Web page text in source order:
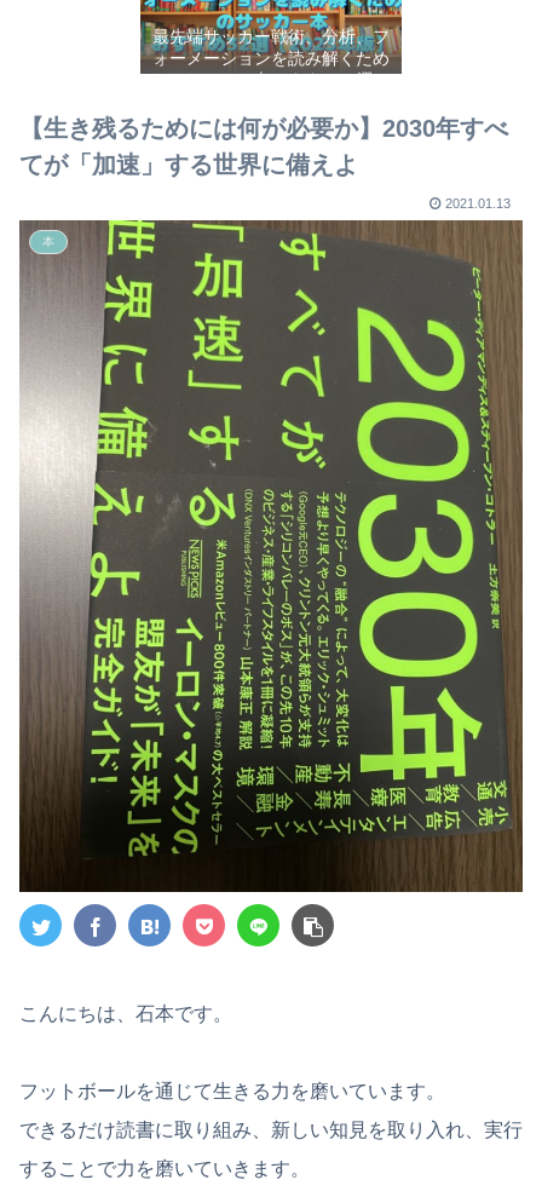
最先端サッカー戦術、分析、フ
ォーメーションを読み解くため
のサッカー本おすすめ32選
【生き残るためには何が必要か】2030年すべ
てが「加速」する世界に備えよ
2021.01.13
本
こんにちは、石本です。
フットボールを通じて生きる力を磨いています。
できるだけ読書に取り組み、新しい知見を取り入れ、実行
することで力を磨いていきます。